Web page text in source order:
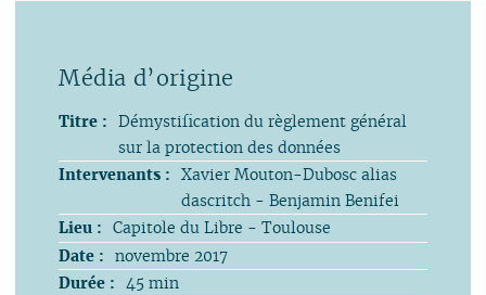
Titre : Démystification du règlement général
sur la protection des données
Intervenants : Xavier Mouton-Dubosc alias
dascritch - Benjamin Benifei
Lieu : Capitole du Libre - Toulouse
Date : novembre 2017
Durée : 45 min